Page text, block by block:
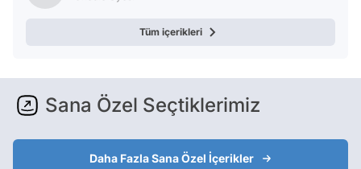
Tüm içerikleri
Sana Özel Seçtiklerimiz
Daha Fazla Sana Özel İçerikler